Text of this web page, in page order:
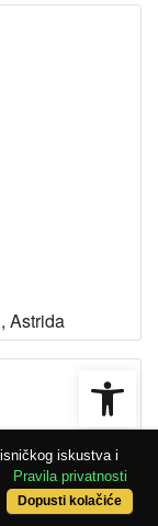
Astrida
iskustva i
Pravila privatnosti
Dopusti kolačiće